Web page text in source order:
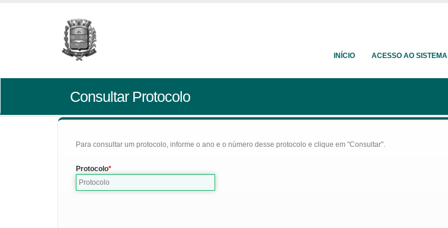
INÍCIO ACESSO AO SISTEMA
Consultar Protocolo
Para consultar um protocolo, informe o ano e o número desse protocolo e clique em "Consultar".
Protocolo